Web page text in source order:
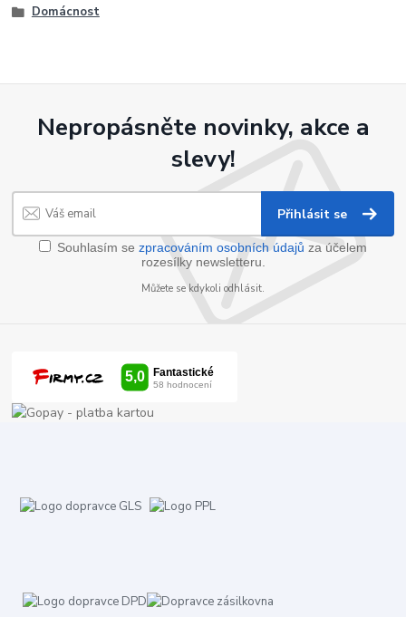
Domácnost
Nepropásněte novinky, akce a
slevy!
Přihlásit se
Souhlasím se zpracováním osobních údajů za účelem
rozesílky newsletteru.
Můžete se kdykoli odhlásit.